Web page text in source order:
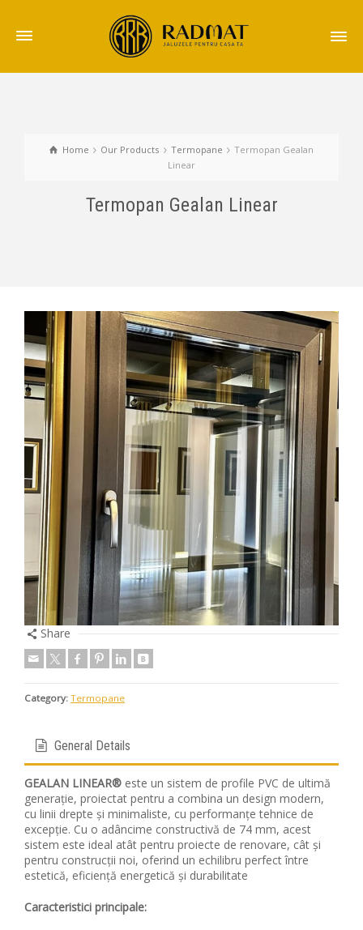
Home Our Products Termopane
Termopan Gealan
Linear
Termopan Gealan Linear
Share
Category: Termopane
General Details
GEALAN LINEAR® este un sistem de profile PVC de ultimă
generație, proiectat pentru a combina un design modern,
cu linii drepte și minimaliste, cu performanțe tehnice de
excepție. Cu o adâncime constructivă de 74 mm, acest
sistem este ideal atât pentru proiecte de renovare, cât și
pentru construcții noi, oferind un echilibru perfect între
estetică, eficiență energetică și durabilitate
Caracteristici principale: